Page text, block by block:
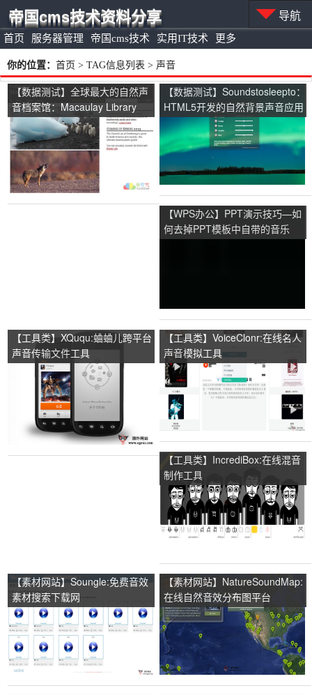
首页 服务器管理 帝国cms技术 实用IT技术 更多
帝国cms技术资料分享 导航
你的位置： 首页 > TAG信息列表 > 声音
【数据测试】全球最大的自然声
音档案馆：Macaulay Library
【数据测试】Soundstosleepto：
HTML5开发的自然背景声音应用
【WPS办公】PPT演示技巧—如
何去掉PPT模板中自带的音乐
【工具类】XQuqu:蛐蛐儿跨平台
声音传输文件工具
【工具类】VoiceClonr:在线名人
声音模拟工具
【工具类】IncrediBox:在线混音
制作工具
【素材网站】Soungle:免费音效
素材搜索下载网
【素材网站】NatureSoundMap:
在线自然音效分布图平台